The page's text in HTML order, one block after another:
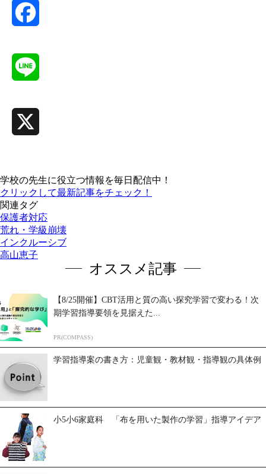
学校の先生に役立つ情報を毎日配信中！
クリックして最新記事をチェック！
関連タグ
保護者対応
荒れ・学級崩壊
インクルーシブ
高山恵子
オススメ記事
【8/25開催】CBT活用と質の高い探究学習で変わる！次
期学習指導要領を見据えた...
PR(COMPASS)
学習指導案の書き方：児童観・教材観・指導観の具体例
小5小6家庭科 「布を用いた製作の学習」指導アイデア